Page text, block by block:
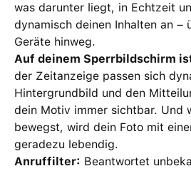
was darunter liegt, in Echtzeit
dynamisch deinen Inhalten an –
Geräte hinweg.
Auf deinem Sperrbildschirm
der Zeitanzeige passen sich
Hintergrundbild und den
dein Motiv immer sichtbar. Und
bewegst, wird dein Foto mit
geradezu lebendig.
Anruffilter: Beantwortet